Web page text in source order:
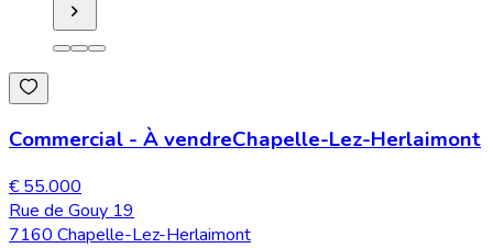
Commercial - À vendreChapelle-Lez-Herlaimont
€ 55.000
Rue de Gouy 19
7160 Chapelle-Lez-Herlaimont